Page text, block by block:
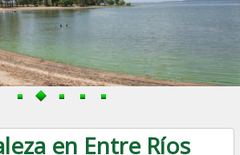
en Entre Ríos